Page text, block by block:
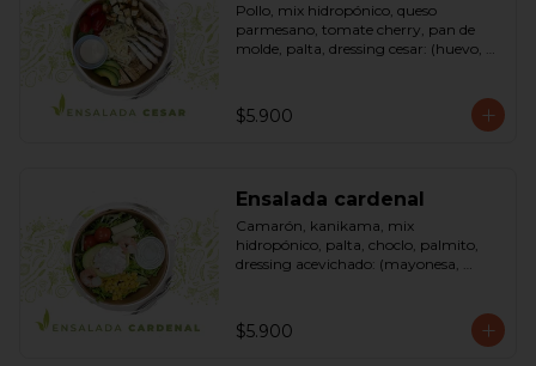
Pollo, mix hidropónico, queso
parmesano, tomate cherry, pan de
molde, palta, dressing cesar: (huevo,
$5.900
Ensalada cardenal
Camarón, kanikama, mix
hidropónico, palta, choclo, palmito,
dressing acevichado: (mayonesa,
$5.900